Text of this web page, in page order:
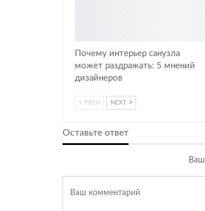
Почему интерьер санузла
может раздражать: 5 мнений
дизайнеров
PREV NEXT
Оставьте ответ
Ваш